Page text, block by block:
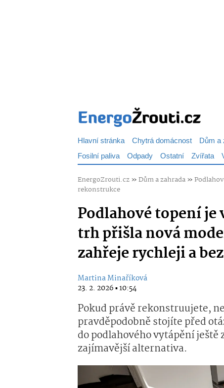
Hlavní stránka Chytrá domácnost Dům a
Fosilní paliva Odpady Ostatní Zvířata
EnergoZrouti.cz»Dům a zahrada»
rekonstrukce
Podlahové topení
trh přišla nová
zahřeje rychleji a
Martina Minaříková
23. 2. 2026 ▪ 10:54
Pokud právě rekonstruujete,
pravděpodobně stojíte před
do podlahového vytápění
zajímavější alternativa.